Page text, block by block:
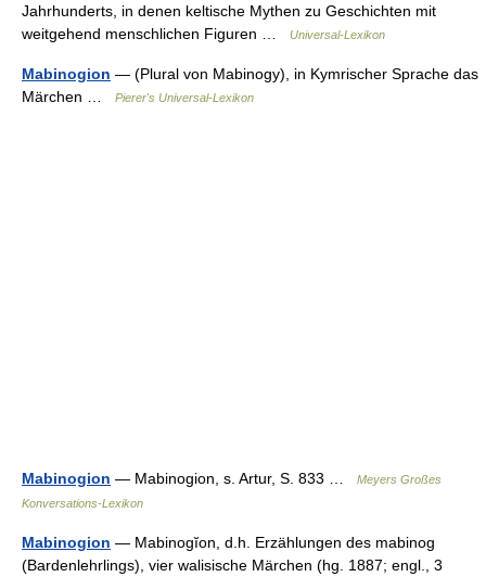
Jahrhunderts, in denen keltische Mythen zu Geschichten mit
weitgehend menschlichen Figuren …
Universal-Lexikon
Mabinogion — (Plural von Mabinogy), in Kymrischer Sprache das
Märchen …
Pierer's Universal-Lexikon
Mabinogion — Mabinogion, s. Artur, S. 833 …
Meyers Großes
Konversations-Lexikon
Mabinogion — Mabinogĭon, d.h. Erzählungen des mabinog
(Bardenlehrlings), vier walisische Märchen (hg. 1887; engl., 3